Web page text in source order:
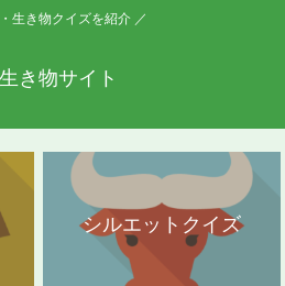
生き物クイズを紹介 ／
き物サイト
シルエットクイズ